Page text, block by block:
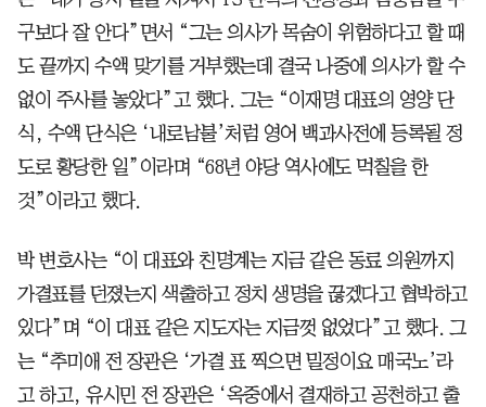
구보다 잘 안다”면서 “그는 의사가 목숨이 위험하다고 할 때
도 끝까지 수액 맞기를 거부했는데 결국 나중에 의사가 할 수
없이 주사를 놓았다”고 했다. 그는 “이재명 대표의 영양 단
식, 수액 단식은 ‘내로남불’처럼 영어 백과사전에 등록될 정
도로 황당한 일”이라며 “68년 야당 역사에도 먹칠을 한
것”이라고 했다.
박 변호사는 “이 대표와 친명계는 지금 같은 동료 의원까지
가결표를 던졌는지 색출하고 정치 생명을 끊겠다고 협박하고
있다”며 “이 대표 같은 지도자는 지금껏 없었다”고 했다. 그
는 “추미애 전 장관은 ‘가결 표 찍으면 밀정이요 매국노’라
고 하고, 유시민 전 장관은 ‘옥중에서 결재하고 공천하고 출